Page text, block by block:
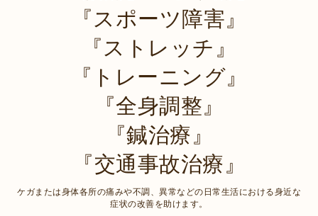
『スポーツ障害』
『ストレッチ』
『トレーニング』
『全身調整』
『鍼治療』
『交通事故治療』
ケガまたは身体各所の痛みや不調、異常などの日常生活における身近な
症状の改善を助けます。